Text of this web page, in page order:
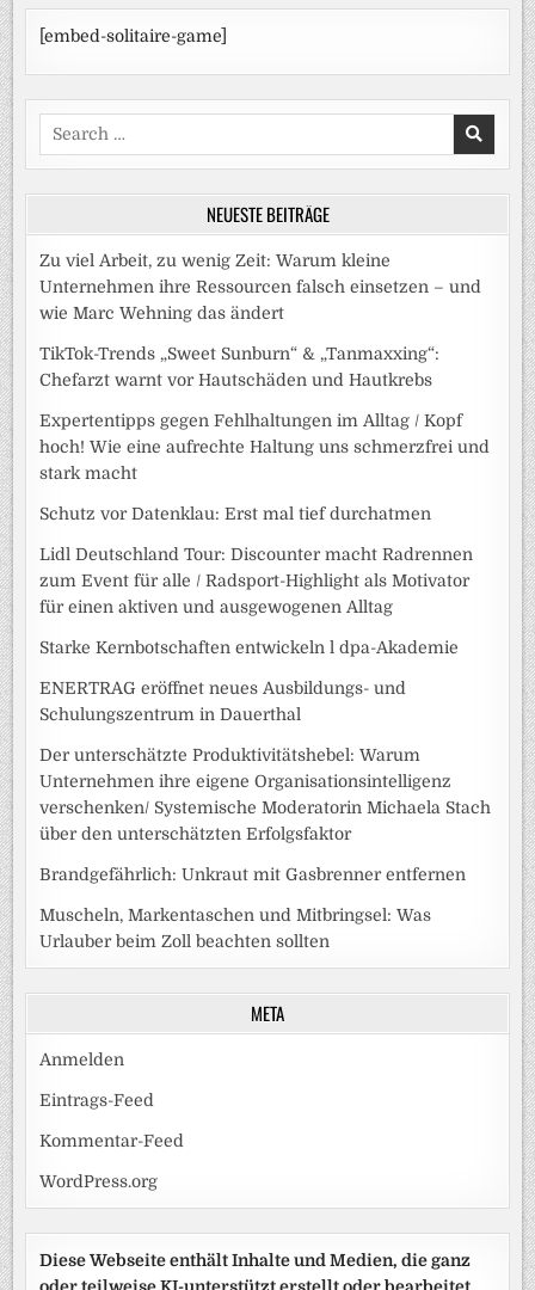
[embed-solitaire-game]
Search
for:
NEUESTE BEITRÄGE
Zu viel Arbeit, zu wenig Zeit: Warum kleine
Unternehmen ihre Ressourcen falsch einsetzen – und
wie Marc Wehning das ändert
TikTok-Trends „Sweet Sunburn“ & „Tanmaxxing“:
Chefarzt warnt vor Hautschäden und Hautkrebs
Expertentipps gegen Fehlhaltungen im Alltag / Kopf
hoch! Wie eine aufrechte Haltung uns schmerzfrei und
stark macht
Schutz vor Datenklau: Erst mal tief durchatmen
Lidl Deutschland Tour: Discounter macht Radrennen
zum Event für alle / Radsport-Highlight als Motivator
für einen aktiven und ausgewogenen Alltag
Starke Kernbotschaften entwickeln l dpa-Akademie
ENERTRAG eröffnet neues Ausbildungs- und
Schulungszentrum in Dauerthal
Der unterschätzte Produktivitätshebel: Warum
Unternehmen ihre eigene Organisationsintelligenz
verschenken/ Systemische Moderatorin Michaela Stach
über den unterschätzten Erfolgsfaktor
Brandgefährlich: Unkraut mit Gasbrenner entfernen
Muscheln, Markentaschen und Mitbringsel: Was
Urlauber beim Zoll beachten sollten
META
Anmelden
Eintrags-Feed
Kommentar-Feed
WordPress.org
Diese Webseite enthält Inhalte und Medien, die ganz
oder teilweise KI-unterstützt erstellt oder bearbeitet